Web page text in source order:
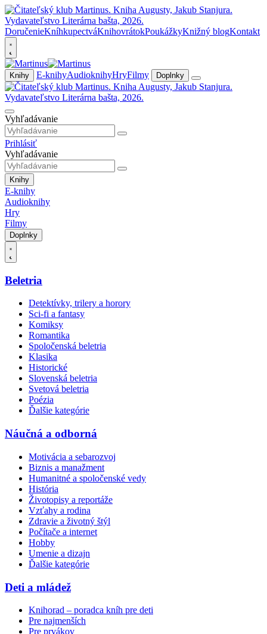
DoručenieKníhkupectváKnihovrátokPoukážkyKnižný blogKontakt
Knihy E-knihyAudioknihyHryFilmy Doplnky
Vyhľadávanie
Prihlásiť
Vyhľadávanie
Knihy
E-knihy
Audioknihy
Hry
Filmy
Doplnky
Beletria
Detektívky, trilery a horory
Sci-fi a fantasy
Komiksy
Romantika
Spoločenská beletria
Klasika
Historické
Slovenská beletria
Svetová beletria
Poézia
Ďalšie kategórie
Náučná a odborná
Motivácia a sebarozvoj
Biznis a manažment
Humanitné a spoločenské vedy
História
Životopisy a reportáže
Vzťahy a rodina
Zdravie a životný štýl
Počítače a internet
Hobby
Umenie a dizajn
Ďalšie kategórie
Deti a mládež
Knihorad – poradca kníh pre deti
Pre najmenších
Pre prvákov